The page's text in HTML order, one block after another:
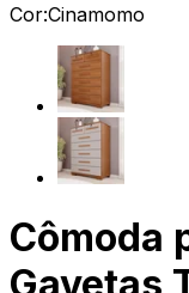
Cor:Cinamomo
Cômoda